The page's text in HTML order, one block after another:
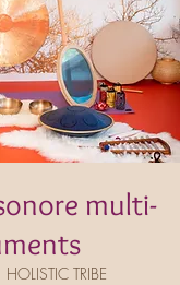
multi-
HOLISTIC TRIBE